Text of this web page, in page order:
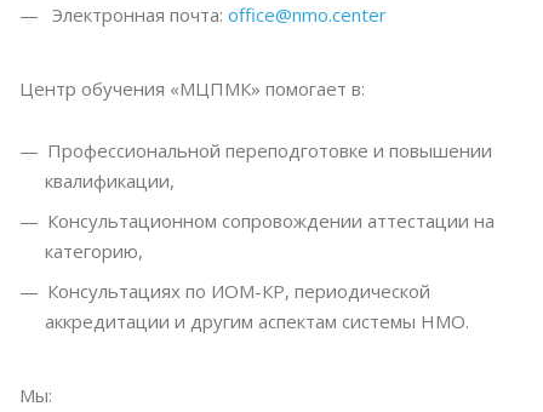
Электронная почта: office@nmo.center
Центр обучения «МЦПМК» помогает в:
Профессиональной переподготовке и повышении
квалификации,
Консультационном сопровождении аттестации на
категорию,
Консультациях по ИОМ-КР, периодической
аккредитации и другим аспектам системы НМО.
Мы: